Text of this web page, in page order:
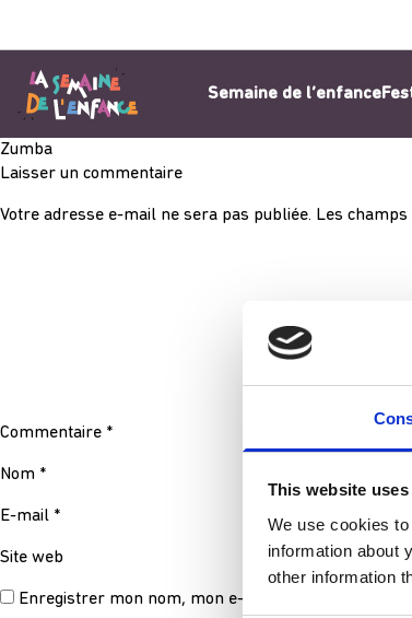
This website
We use cookies
information about
other information
Semaine de l’enfance
Zumba
Laisser un commentaire
Votre adresse e-mail ne sera pas publiée. Les champs
Commentaire *
Nom *
E-mail *
Site web
Enregistrer mon nom, mon e-mail et mon site dans